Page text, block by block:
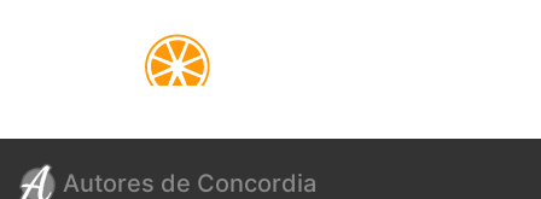
Autores de Concordia